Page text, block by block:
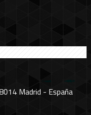
Madrid - España